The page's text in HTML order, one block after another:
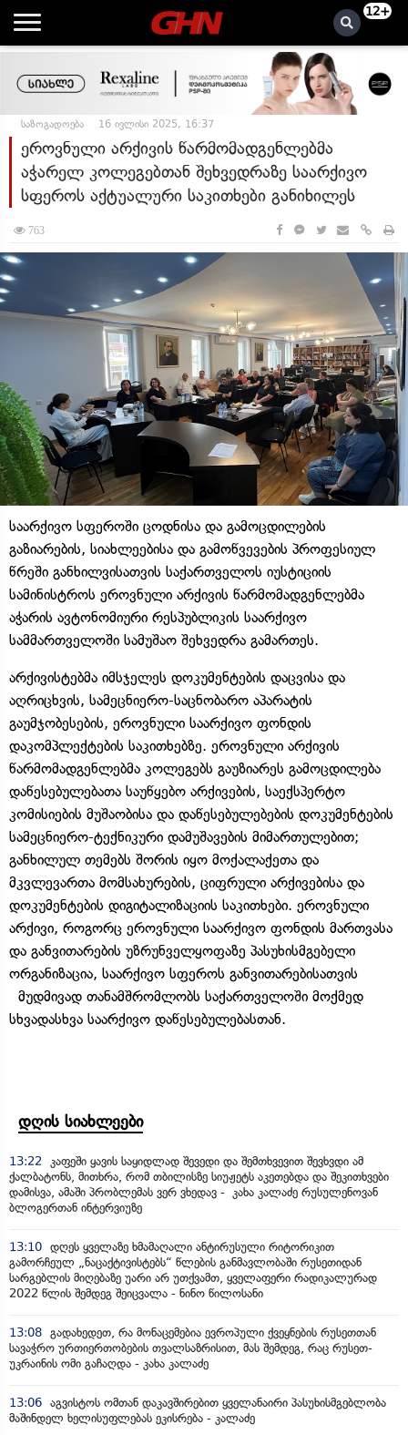
12+
საზოგადოება 16 ივლისი 2025, 16:37
ეროვნული არქივის წარმომადგენლებმა
აჭარელ კოლეგებთან შეხვედრაზე საარქივო
სფეროს აქტუალური საკითხები განიხილეს
763
საარქივო სფეროში ცოდნისა და გამოცდილების
გაზიარების, სიახლეებისა და გამოწვევების პროფესიულ
წრეში განხილვისათვის საქართველოს იუსტიციის
სამინისტროს ეროვნული არქივის წარმომადგენლებმა
აჭარის ავტონომიური რესპუბლიკის საარქივო
სამმართველოში სამუშაო შეხვედრა გამართეს.
არქივისტებმა იმსჯელეს დოკუმენტების დაცვისა და
აღრიცხვის, სამეცნიერო-საცნობარო აპარატის
გაუმჯობესების, ეროვნული საარქივო ფონდის
დაკომპლექტების საკითხებზე. ეროვნული არქივის
წარმომადგენლებმა კოლეგებს გაუზიარეს გამოცდილება
დაწესებულებათა საუწყებო არქივების, საექსპერტო
კომისიების მუშაობისა და დაწესებულებების დოკუმენტების
სამეცნიერო-ტექნიკური დამუშავების მიმართულებით;
განხილულ თემებს შორის იყო მოქალაქეთა და
მკვლევართა მომსახურების, ციფრული არქივებისა და
დოკუმენტების დიგიტალიზაციის საკითხები. ეროვნული
არქივი, როგორც ეროვნული საარქივო ფონდის მართვასა
და განვითარების უზრუნველყოფაზე პასუხისმგებელი
ორგანიზაცია, საარქივო სფეროს განვითარებისათვის
მუდმივად თანამშრომლობს საქართველოში მოქმედ
სხვადასხვა საარქივო დაწესებულებასთან.
დღის სიახლეები
13:22
კაფეში ყავის საყიდლად შევედი და შემთხვევით შევხვდი ამ
ქალბატონს, მითხრა, რომ თბილისზე სიუჟეტს აკეთებდა და შეკითხვები
დამისვა, ამაში პრობლემას ვერ ვხედავ - კახა კალაძე რუსულენოვან
ბლოგერთან ინტერვიუზე
13:10 დღეს ყველაზე ხმამაღალი ანტირუსული რიტორიკით
გამორჩეულ „ნაცაქტივისტებს“ წლების განმავლობაში რუსეთიდან
სარგებლის მიღებაზე უარი არ უთქვამთ, ყველაფერი რადიკალურად
2022 წლის შემდეგ შეიცვალა - ნინო წილოსანი
13:08 გადახედეთ, რა მონაცემებია ევროპული ქვეყნების რუსეთთან
სავაჭრო ურთიერთობების თვალსაზრისით, მას შემდეგ, რაც რუსეთ-
უკრაინის ომი გაჩაღდა - კახა კალაძე
13:06 აგვისტოს ომთან დაკავშირებით ყველანაირი პასუხისმგებლობა
მაშინდელ ხელისუფლებას ეკისრება - კალაძე